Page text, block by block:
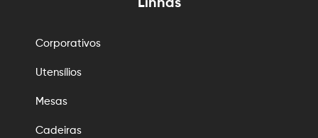
Corporativos
Utensílios
Mesas
Cadeiras